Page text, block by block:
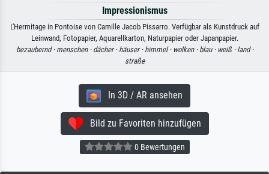
Impressionismus
L'Hermitage in Pontoise von Camille Jacob Pissarro. Verfügbar als Kunstdruck auf
Leinwand, Fotopapier, Aquarellkarton, Naturpapier oder Japanpapier.
bezaubernd · menschen · dächer · häuser · himmel · wolken · blau · weiß · land ·
straße
In 3D / AR ansehen
Bild zu Favoriten hinzufügen
0 Bewertungen